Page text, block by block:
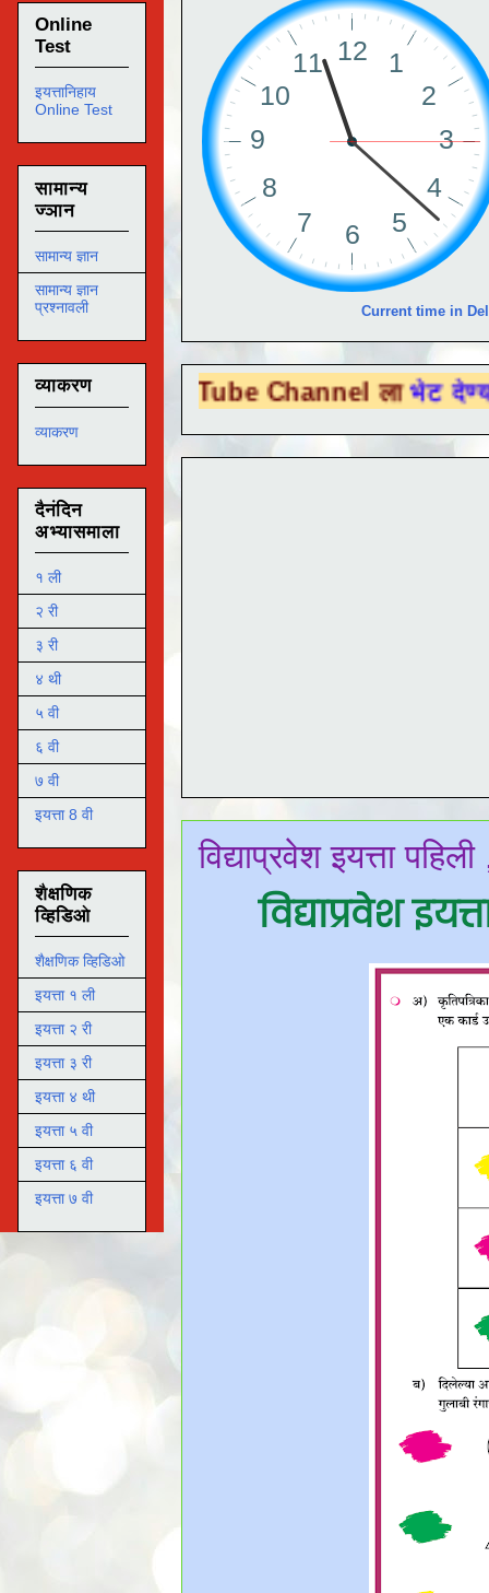
Current time in
Tube Channel लाभेट देण्यासाठी येथे
विद्याप्रवेश इयत्ता
विद्याप्रवेश
Online
Test
इयत्तानिहाय
Online Test
सामान्य
ज्ञान
सामान्य ज्ञान
सामान्य ज्ञान
प्रश्नावली
व्याकरण
व्याकरण
दैनंदिन
अभ्यासमाला
१ ली
२ री
३ री
४ थी
५ वी
६ वी
७ वी
इयत्ता 8 वी
शैक्षणिक
व्हिडिओ
शैक्षणिक व्हिडिओ
इयत्ता १ ली
इयत्ता २ री
इयत्ता ३ री
इयत्ता ४ थी
इयत्ता ५ वी
इयत्ता ६ वी
इयत्ता ७ वी